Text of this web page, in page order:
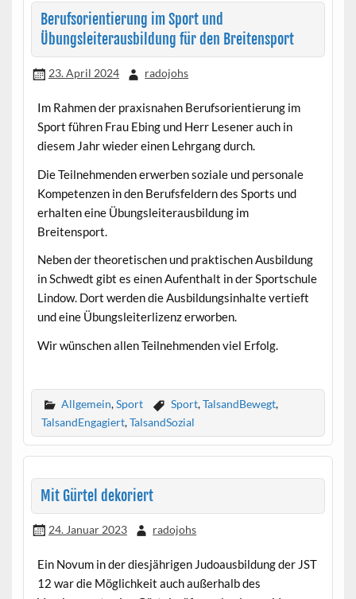
Berufsorientierung im Sport und
Übungsleiterausbildung für den Breitensport
23. April 2024 radojohs
Im Rahmen der praxisnahen Berufsorientierung im
Sport führen Frau Ebing und Herr Lesener auch in
diesem Jahr wieder einen Lehrgang durch.
Die Teilnehmenden erwerben soziale und personale
Kompetenzen in den Berufsfeldern des Sports und
erhalten eine Übungsleiterausbildung im
Breitensport.
Neben der theoretischen und praktischen Ausbildung
in Schwedt gibt es einen Aufenthalt in der Sportschule
Lindow. Dort werden die Ausbildungsinhalte vertieft
und eine Übungsleiterlizenz erworben.
Wir wünschen allen Teilnehmenden viel Erfolg.
Allgemein,Sport Sport,TalsandBewegt,
TalsandEngagiert,TalsandSozial
Mit Gürtel dekoriert
24. Januar 2023 radojohs
Ein Novum in der diesjährigen Judoausbildung der JST
12 war die Möglichkeit auch außerhalb des